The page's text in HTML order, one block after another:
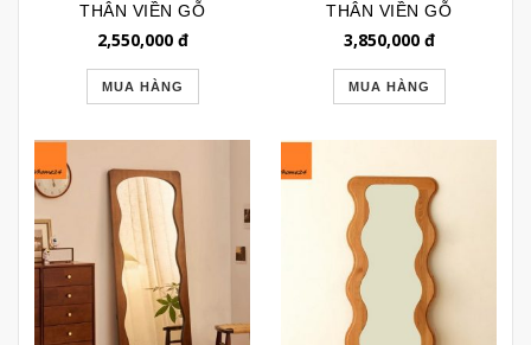
THÂN VIỀN GỖ
HEPBURN GSTT189C
2,550,000đ
MUA HÀNG
THÂN VIỀN GỖ
PRINCESS HỒNG
3,850,000đ
MUA HÀNG